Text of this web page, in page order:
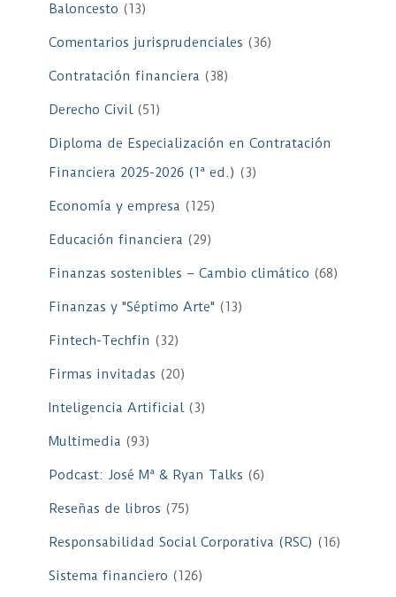
Baloncesto (13)
Comentarios jurisprudenciales (36)
Contratación financiera (38)
Derecho Civil(51)
Diploma de Especialización en Contratación
Financiera 2025-2026 (1ª ed.) (3)
Economía y empresa (125)
Educación financiera (29)
Finanzas sostenibles – Cambio climático (68)
Finanzas y "Séptimo Arte" (13)
Fintech-Techfin (32)
Firmas invitadas (20)
Inteligencia Artificial(3)
Multimedia (93)
Podcast: José Mª & Ryan Talks (6)
Reseñas de libros (75)
Responsabilidad Social Corporativa (RSC) (16)
Sistema financiero (126)